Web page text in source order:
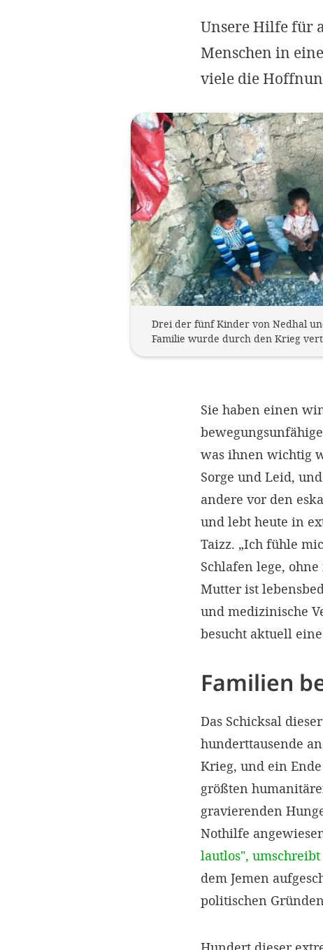
Unsere Hilfe für
Menschen in
viele die
Drei der fünf Kinder von Nedhal
Familie wurde durch den Krieg
Sie haben einen
was ihnen wichtig
Sorge und Leid,
andere vor den
und lebt heute in
Taizz. „Ich fühle
Schlafen lege,
Mutter ist
und medizinische
besucht aktuell
Familien
Das Schicksal
hunderttausende
Krieg, und ein
größten
gravierenden
Nothilfe
lautlos",
dem Jemen
politischen